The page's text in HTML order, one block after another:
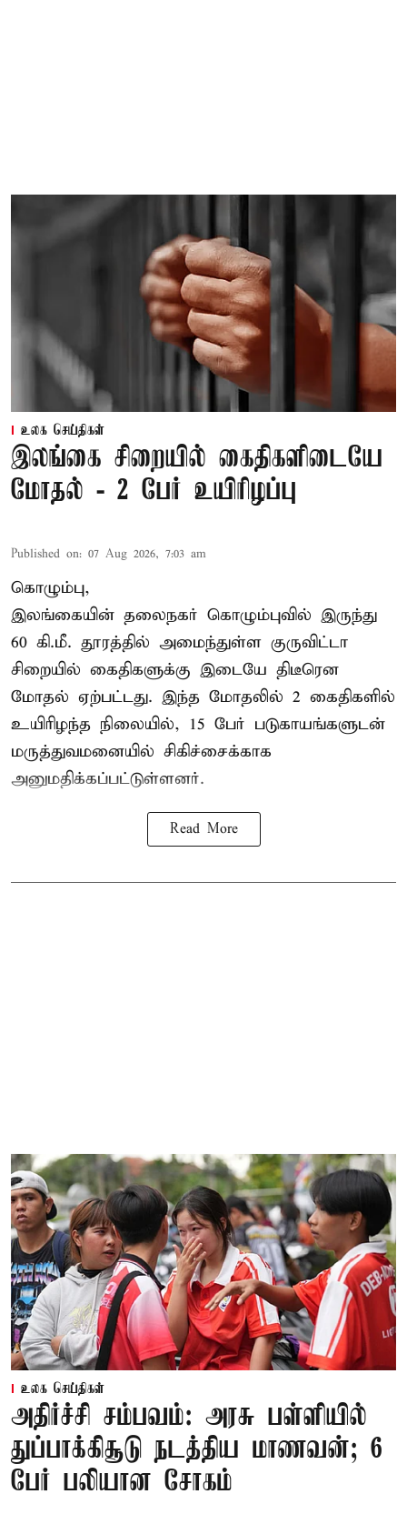
உலக செய்திகள்
இலங்கை சிறையில் கைதிகளிடையே
மோதல் - 2 பேர் உயிரிழப்பு
Published on: 07 Aug 2026, 7:03 am
கொழும்பு,
இலங்கையின் தலைநகர் கொழும்புவில் இருந்து
60 கி.மீ. தூரத்தில் அமைந்துள்ள குருவிட்டா
சிறையில் கைதிகளுக்கு இடையே திடீரென
மோதல் ஏற்பட்டது. இந்த மோதலில் 2 கைதிகளில்
உயிரிழந்த நிலையில், 15 பேர் படுகாயங்களுடன்
மருத்துவமனையில் சிகிச்சைக்காக
அனுமதிக்கப்பட்டுள்ளனர்.
Read More
உலக செய்திகள்
அதிர்ச்சி சம்பவம்: அரசு பள்ளியில்
துப்பாக்கிசூடு நடத்திய மாணவன்; 6
பேர் பலியான சோகம்